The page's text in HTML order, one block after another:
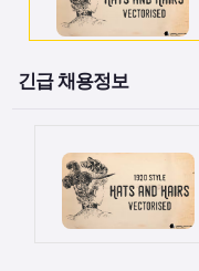
긴급 채용정보